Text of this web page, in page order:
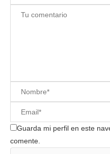
Guarda mi perfil en este
comente.